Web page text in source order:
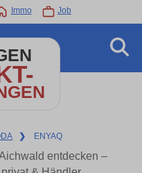
Immo Job
❯ ENYAQ
entdecken –